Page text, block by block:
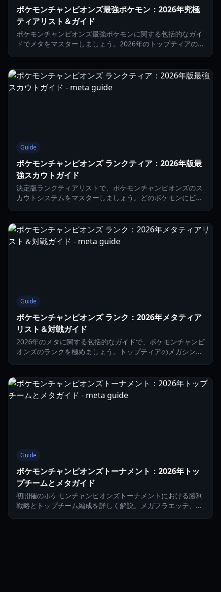
ポケモンチャンピオンズ最強ポケモン：2026年究極
ティアリスト＆ガイド
ポケモンチャンピオンズ最強ポケモンに関する包括的なガイ
ドでメタをマスターしましょう。2026年のトップティアのメ
Guide
ポケモンチャンピオンズ ランクティア：2026年版最
強スカウトガイド
決定版ランクティアリストで、ポケモンチャンピオンズのス
カウトシステムをマスターしましょう。どのポケモンにビク
Guide
ポケモンチャンピオンズ ランク：2026年メタティア
リスト＆対戦ガイド
2026年のメタに関する包括的なガイドで、ポケモンチャンピ
オンズのランクを極めましょう。トップティアのメガシン
Guide
ポケモンチャンピオンズトーナメント：2026年トッ
プチームとメタガイド
初開催のポケモンチャンピオンズトーナメントにおける勝利
戦略とトップチーム編成を詳しく解説。メガフラエッテ、メ